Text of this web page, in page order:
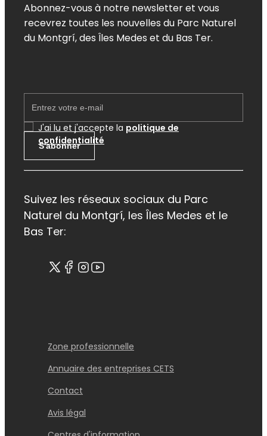
Abonnez-vous à notre newsletter et vous
recevrez toutes les nouvelles du Parc Naturel
du Montgrí, des Îles Medes et du Bas Ter.
J'ai lu et j'accepte la politique de
confidentialité
S'abonner
Suivez les réseaux sociaux du Parc
Naturel du Montgrí, les Îles Medes et le
Bas Ter:
Zone professionnelle
Annuaire des entreprises CETS
Contact
Avis légal